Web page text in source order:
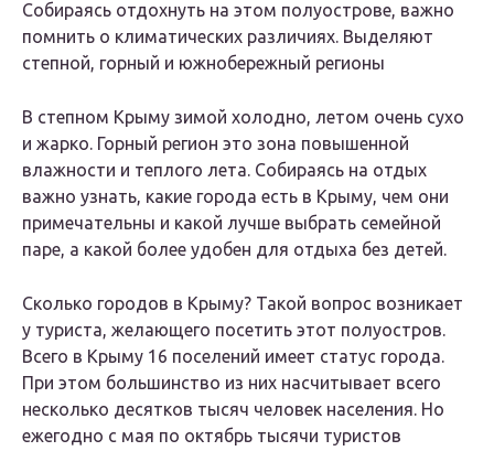
Собираясь отдохнуть на этом полуострове, важно
помнить о климатических различиях. Выделяют
степной, горный и южнобережный регионы
В степном Крыму зимой холодно, летом очень сухо
и жарко. Горный регион это зона повышенной
влажности и теплого лета. Собираясь на отдых
важно узнать, какие города есть в Крыму, чем они
примечательны и какой лучше выбрать семейной
паре, а какой более удобен для отдыха без детей.
Сколько городов в Крыму? Такой вопрос возникает
у туриста, желающего посетить этот полуостров.
Всего в Крыму 16 поселений имеет статус города.
При этом большинство из них насчитывает всего
несколько десятков тысяч человек населения. Но
ежегодно с мая по октябрь тысячи туристов